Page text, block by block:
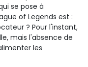
se pose à
of Legends est :
? Pour l'instant,
mais l'absence de
les